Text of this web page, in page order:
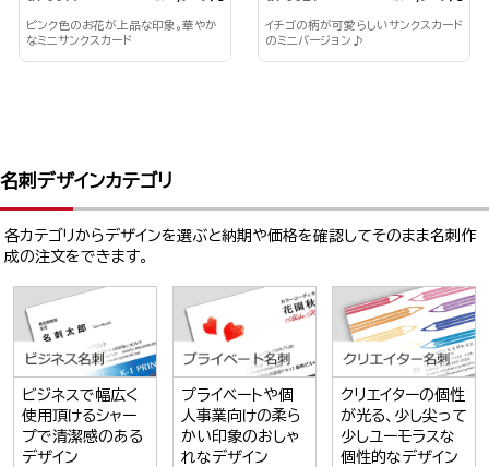
ピンク色のお花が上品な印象。華やか
なミニサンクスカード
イチゴの柄が可愛らしいサンクスカード
のミニバージョン♪
名刺デザインカテゴリ
各カテゴリからデザインを選ぶと納期や価格を確認してそのまま名刺作
成の注文をできます。
ビジネスで幅広く
使用頂けるシャー
プで清潔感のある
デザイン
プライベートや個
人事業向けの柔ら
かい印象のおしゃ
れなデザイン
クリエイターの個性
が光る、少し尖って
少しユーモラスな
個性的なデザイン